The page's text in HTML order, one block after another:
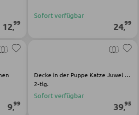
12,99
Sofort verfügbar
24,99
9,99
Decke in der Puppe Katze Juwel beige Baumwolle Viskose
2-tlg.
Sofort verfügbar
39,95